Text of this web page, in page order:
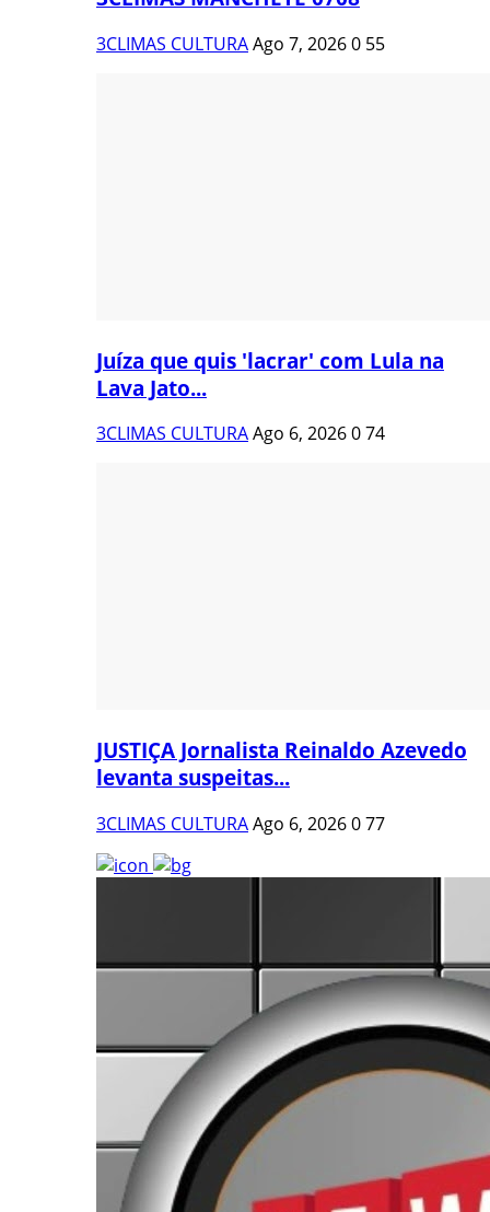
3CLIMAS CULTURAAgo 7, 20260 55
Juíza que quis 'lacrar' com Lula na
Lava Jato...
3CLIMAS CULTURAAgo 6, 2026074
JUSTIÇA Jornalista Reinaldo Azevedo
levanta suspeitas...
3CLIMAS CULTURAAgo 6, 2026077